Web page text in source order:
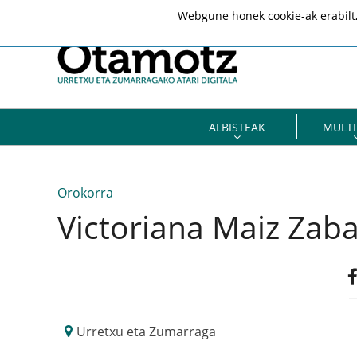
ALBISTEAK
Orokorra
Victoriana Maiz
Urretxu eta Zumarraga
Webgune honek cookie-ak